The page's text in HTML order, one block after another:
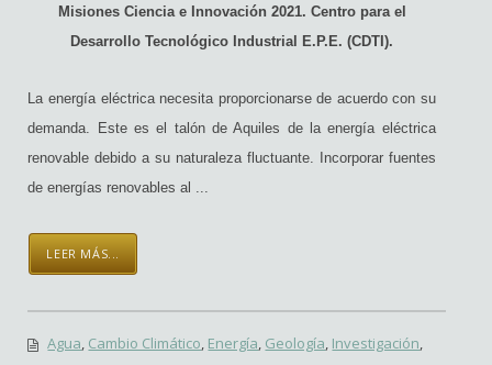
Misiones Ciencia e Innovación 2021. Centro para el
Desarrollo Tecnológico Industrial E.P.E. (CDTI).
La energía eléctrica necesita proporcionarse de acuerdo con su
demanda. Este es el talón de Aquiles de la energía eléctrica
renovable debido a su naturaleza fluctuante. Incorporar fuentes
de energías renovables al ...
LEER MÁS...
Agua, Cambio Climático, Energía, Geología, Investigación,